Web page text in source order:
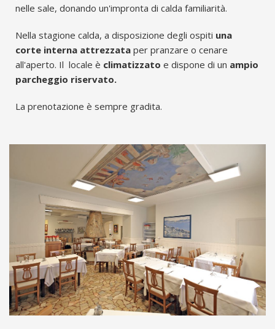
nelle sale, donando un'impronta di calda familiarità.
Nella stagione calda, a disposizione degli ospiti una
corte interna attrezzata per pranzare o cenare
all'aperto. Il locale è climatizzato e dispone di un ampio
parcheggio riservato.
La prenotazione è sempre gradita.